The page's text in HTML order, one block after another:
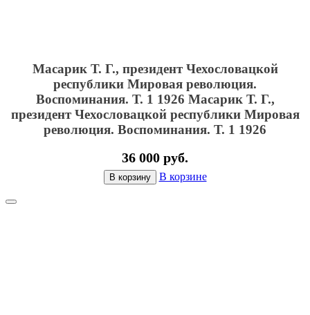
Масарик Т. Г., президент Чехословацкой
республики Мировая революция.
Воспоминания. Т. 1 1926 Масарик Т. Г.,
президент Чехословацкой республики Мировая
революция. Воспоминания. Т. 1 1926
36 000 руб.
В корзину В корзине